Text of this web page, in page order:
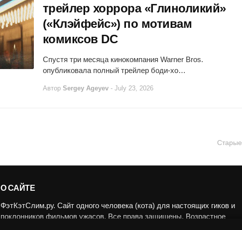
трейлер хоррора «Глиноликий»
(«Клэйфейс») по мотивам
комиксов DC
Спустя три месяца кинокомпания Warner Bros.
опубликовала полный трейлер боди-хо…
Автор Sergey Ageyev - July 23, 2026
Старые
О САЙТЕ
ФэтКэтСлим.ру. Сайт одного человека (кота) для настоящих гиков и
поклонников фильмов ужасов. Все права защищены. Возрастное